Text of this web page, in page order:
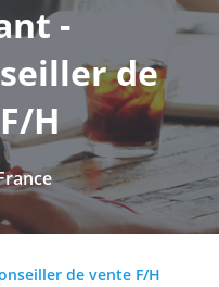
-
de
H
de vente F/H